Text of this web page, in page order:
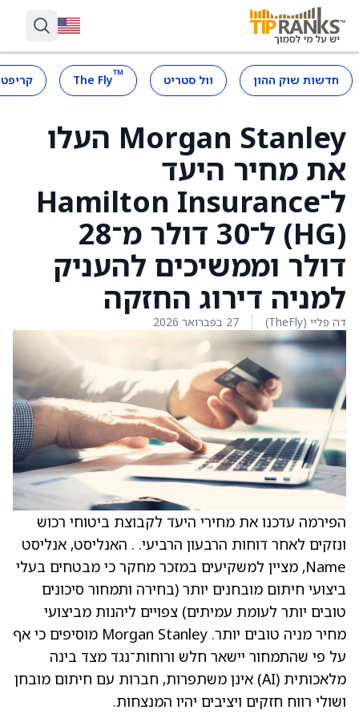
חדשות שוק ההון וול סטריט ™
The Fly
Morgan Stanley העלו
את מחיר היעד
ל־Hamilton Insurance
‏(HG) ל־30 דולר מ־28
דולר וממשיכים להעניק
למניה דירוג החזקה
דה פליי (TheFly) 27 בפברואר 2026
הפירמה עדכנו את מחירי היעד לקבוצת ביטוחי רכוש
ונזקים לאחר דוחות הרבעון הרביעי. . האנליסט, אנליסט
Name, מציין למשקיעים במזכר מחקר כי מבטחים בעלי
ביצועי חיתום מובחנים יותר (בחירה ותמחור סיכונים
טובים יותר לעומת עמיתים) צפויים ליהנות מביצועי
מחיר מניה טובים יותר. Morgan Stanley מוסיפים כי אף
על פי שהתמחור יישאר חלש ורוחות־נגד מצד בינה
מלאכותית (AI) אינן משתפרות, חברות עם חיתום מובחן
ושולי רווח חזקים ויציבים יהיו המנצחות.